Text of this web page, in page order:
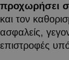
προχωρήσει
και τον
ασφαλείς,
επιστροφές